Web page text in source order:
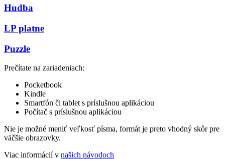
Hudba
LP platne
Puzzle
Prečítate na zariadeniach:
Pocketbook
Kindle
Smartfón či tablet s príslušnou aplikáciou
Počítač s príslušnou aplikáciou
Nie je možné meniť veľkosť písma, formát je preto vhodný skôr pre
väčšie obrazovky.
Viac informácií v našich návodoch